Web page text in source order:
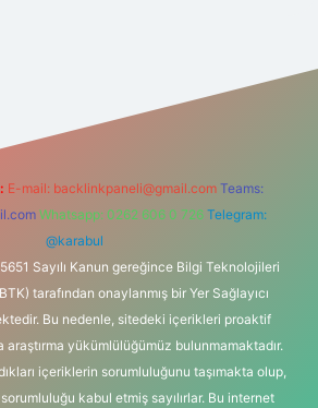
E-mail: backlinkpaneli@gmail.com Teams:
Whatsapp: 0262 606 0 726 Telegram:
@karabul
Sayılı Kanun gereğince Bilgi Teknolojileri
tarafından onaylanmış bir Yer Sağlayıcı
Bu nedenle, sitedeki içerikleri proaktif
yükümlülüğümüz bulunmamaktadır.
içeriklerin sorumluluğunu taşımakta olup,
kabul etmiş sayılırlar. Bu internet